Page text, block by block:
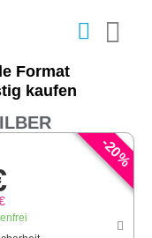
Format
kaufen
-
20
%